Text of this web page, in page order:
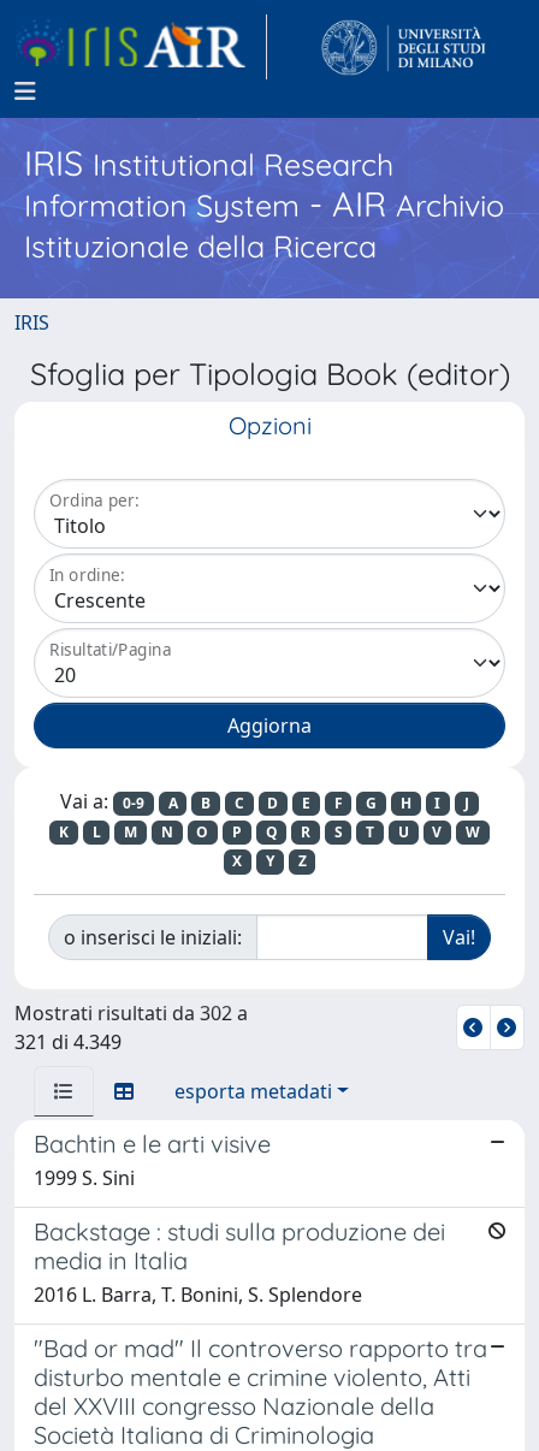
IRISInstitutional Research
Information System - AIR Archivio
Istituzionale della Ricerca
IRIS
Sfoglia per Tipologia Book (editor)
Opzioni
Ordina per:
In ordine:
Risultati/Pagina
Vai a: 0-9 A B C D E F G H I
J
K
L M N O P Q R S T U V
W
X
Y Z
o inserisci le iniziali:
Mostrati risultati da 302 a
321 di 4.349
esporta metadati
Bachtin e le arti visive
1999 S. Sini
Backstage : studi sulla produzione dei
media in Italia
2016 L. Barra, T. Bonini, S. Splendore
"Bad or mad" Il controverso rapporto tra
disturbo mentale e crimine violento, Atti
del XXVIII congresso Nazionale della
Società Italiana di Criminologia